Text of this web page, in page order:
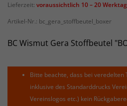
Lieferzeit: voraussichtlich 10 – 20
Artikel-Nr.: bc_gera_stoffbeutel_boxer
BC Wismut Gera Stoffbeutel
Bitte beachte, dass bei
inklusive des Standarddrucks
Vereinslogos etc.) kein